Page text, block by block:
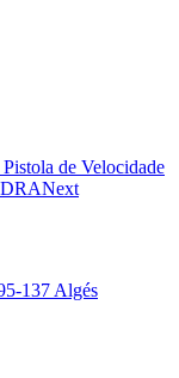
de Velocidade
Next
137 Algés